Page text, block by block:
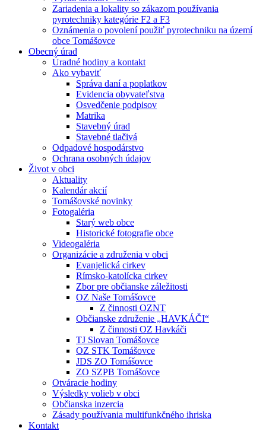
Zariadenia a lokality so zákazom používania
pyrotechniky kategórie F2 a F3
Oznámenia o povolení použiť pyrotechniku na území
obce Tomášovce
Obecný úrad
Úradné hodiny a kontakt
Ako vybaviť
Správa daní a poplatkov
Evidencia obyvateľstva
Osvedčenie podpisov
Matrika
Stavebný úrad
Stavebné tlačivá
Odpadové hospodárstvo
Ochrana osobných údajov
Život v obci
Aktuality
Kalendár akcií
Tomášovské novinky
Fotogaléria
Starý web obce
Historické fotografie obce
Videogaléria
Organizácie a združenia v obci
Evanjelická cirkev
Rímsko-katolícka cirkev
Zbor pre občianske záležitosti
OZ Naše Tomášovce
Z činnosti OZNT
Občianske združenie „HAVKÁČI“
Z činnosti OZ Havkáči
TJ Slovan Tomášovce
OZ STK Tomášovce
JDS ZO Tomášovce
ZO SZPB Tomášovce
Otváracie hodiny
Výsledky volieb v obci
Občianska inzercia
Zásady používania multifunkčného ihriska
Kontakt